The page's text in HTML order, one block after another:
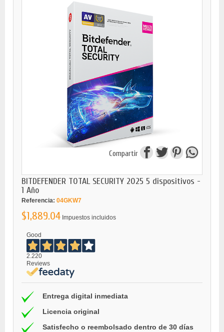
Compartir
BITDEFENDER TOTAL SECURITY 2025 5 dispositivos -
1 Año
Referencia: 04GKW7
$1,889.04 Impuestos incluidos
Good
2.220
Reviews
Entrega digital inmediata
Licencia original
Satisfecho o reembolsado dentro de 30 días